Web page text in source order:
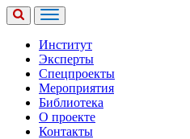
Институт
Эксперты
Спецпроекты
Мероприятия
Библиотека
О проекте
Контакты